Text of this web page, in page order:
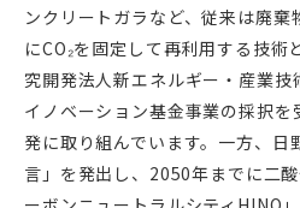
ンクリートガラなど、従来は廃
にCO₂を固定して再利用する技術
究開発法人新エネルギー・産業技
イノベーション基金事業の採択
発に取り組んでいます。一方、日
言」を発出し、2050年までに二